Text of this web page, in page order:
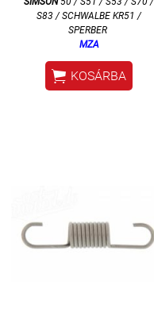
S83 / SCHWALBE KR51 /
SPERBER
MZA
 KOSÁRBA